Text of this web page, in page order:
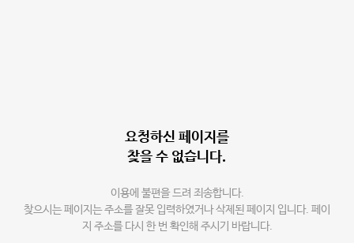
요청하신 페이지를
찾을 수 없습니다.
이용에 불편을 드려 죄송합니다.
찾으시는 페이지는 주소를 잘못 입력하였거나 삭제된 페이지 입니다. 페이
지 주소를 다시 한 번 확인해 주시기 바랍니다.